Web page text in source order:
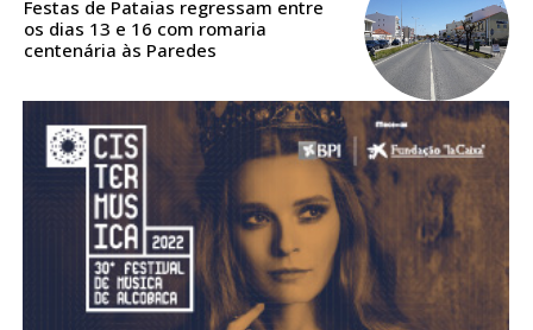
16€
Acesso ao conteúdo online
Acesso aos conteúdos Exclusivos para
assinantes
Ofertas para assinatura anual
Festas de Pataias regressam entre
os dias 13 e 16 com romaria
centenária às Paredes